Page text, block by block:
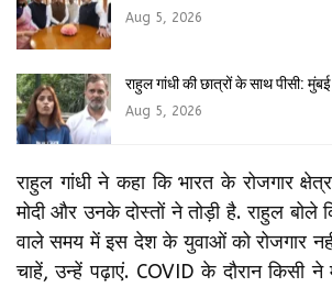
Aug 5, 2026
राहुल गांधी की छात्रों के साथ पीसी:
Aug 5, 2026
राहुल गांधी ने कहा कि भारत के रोजगार
मोदी और उनके दोस्तों ने तोड़ी है. राहुल
वाले समय में इस देश के युवाओं को रोजगार
चाहें, उन्हें पढ़ाएं. COVID के दौरान किसी ने